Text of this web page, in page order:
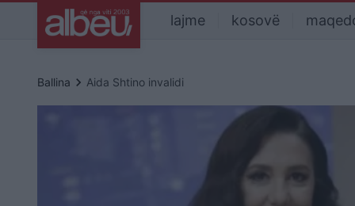
lajme kosovë
Ballina keyboard_arrow_right Aida Shtino invalidi